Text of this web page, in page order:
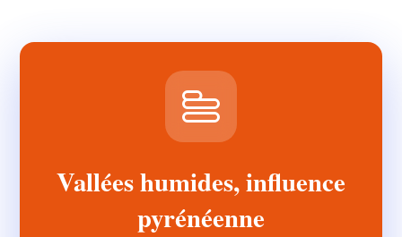
Vallées humides, influence
pyrénéenne